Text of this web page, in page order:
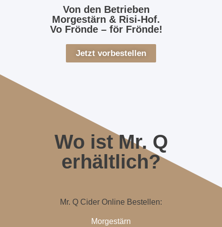
Von den Betrieben
Morgestärn & Risi-Hof.
Vo Frönde – för Frönde!
Jetzt vorbestellen
Wo ist Mr. Q
erhältlich?
Mr. Q Cider Online Bestellen:
Morgestärn